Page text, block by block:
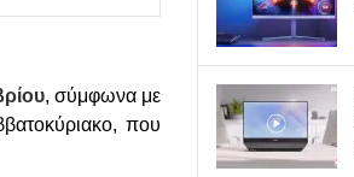
, σύμφωνα με
που